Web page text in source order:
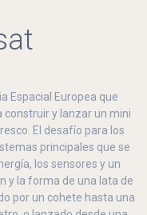
Espacial Europea que
construir y lanzar un mini
El desafío para los
principales que se
los sensores y un
y la forma de una lata de
por un cohete hasta una